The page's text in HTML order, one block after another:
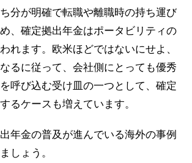
分が明確で転職や離職時の持ち運び
、確定拠出年金はポータビリティの
れます。欧米ほどではないにせよ、
るに従って、会社側にとっても優秀
呼び込む受け皿の一つとして、確定
るケースも増えています。
年金の普及が進んでいる海外の事例
しょう。